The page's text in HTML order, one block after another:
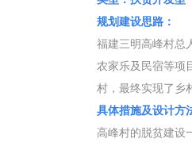
规划建设思路：
福建三明高峰村总
农家乐及民宿等项
村，最终实现了乡
具体措施及设计方
高峰村的脱贫建设